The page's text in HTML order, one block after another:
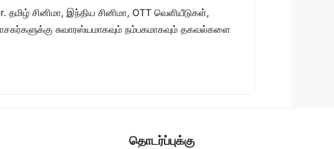
சினிமா, இந்திய சினிமா, OTT வெளியீடுகள்,
சுவாரஸ்யமாகவும் நம்பகமாகவும் தகவல்களை
தொடர்ப்புக்கு